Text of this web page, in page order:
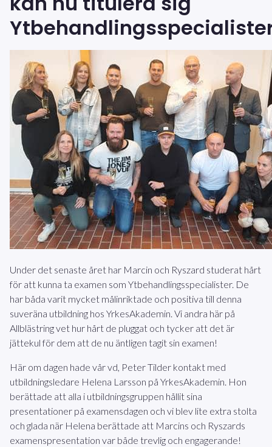
Under det senaste året har Marcin och Ryszard studerat hårt
för att kunna ta examen som Ytbehandlingsspecialister. De
har båda varit mycket målinriktade och positiva till denna
suveräna utbildning hos YrkesAkademin. Vi andra här på
Allblästring vet hur hårt de pluggat och tycker att det är
jättekul för dem att de nu äntligen tagit sin examen!
Här om dagen hade vår vd, Peter Tilder kontakt med
utbildningsledare Helena Larsson på YrkesAkademin. Hon
berättade att alla i utbildningsgruppen hållit sina
presentationer på examensdagen och vi blev lite extra stolta
och glada när Helena berättade att Marcins och Ryszards
examenspresentation var både trevlig och engagerande!